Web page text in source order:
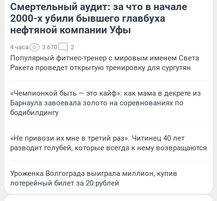
Смертельный аудит: за что в начале
2000-х убили бывшего главбуха
нефтяной компании Уфы
4 часа 3 670 2
Популярный фитнес-тренер с мировым именем Света
Ракета проведет открытую тренировку для сургутян
«Чемпионкой быть — это кайф»: как мама в декрете из
Барнаула завоевала золото на соревнованиях по
бодибилдингу
«Не привози их мне в третий раз». Читинец 40 лет
разводит голубей, которые всегда к нему возвращаются
Уроженка Волгограда выиграла миллион, купив
лотерейный билет за 20 рублей